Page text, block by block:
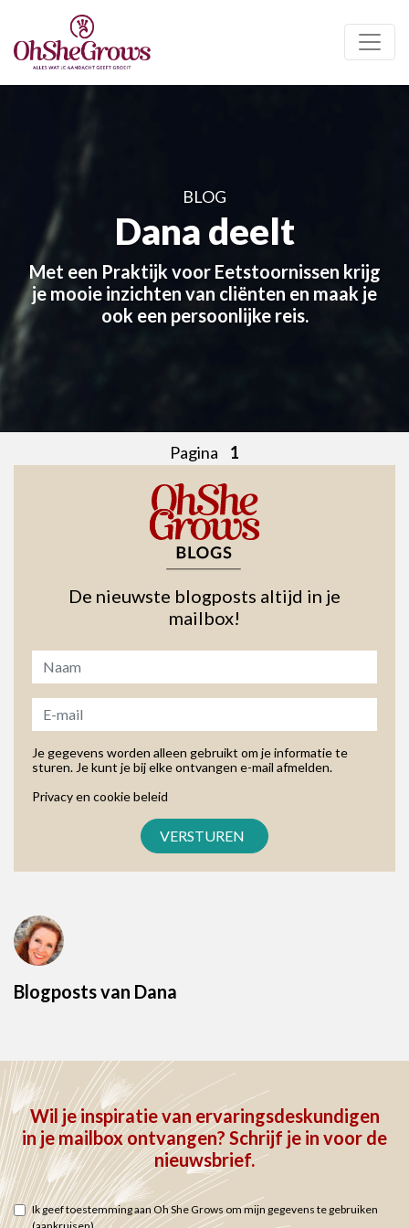
BLOG
Dana deelt
Met een Praktijk voor Eetstoornissen krijg
je mooie inzichten van cliënten en maak je
ook een persoonlijke reis.
Pagina 1
De nieuwste blogposts altijd in je
mailbox!
Je gegevens worden alleen gebruikt om je informatie te
sturen. Je kunt je bij elke ontvangen e-mail afmelden.
Privacy en cookie beleid
Blogposts van Dana
Wil je inspiratie van ervaringsdeskundigen
in je mailbox ontvangen? Schrijf je in voor de
nieuwsbrief.
Ik geef toestemming aan Oh She Grows om mijn gegevens te gebruiken